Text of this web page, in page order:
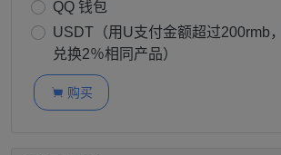
QQ 钱包
USDT（用U支付金额超过200rmb
兑换2％相同产品）
 购买